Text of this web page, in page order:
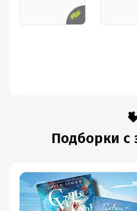
Подборки с